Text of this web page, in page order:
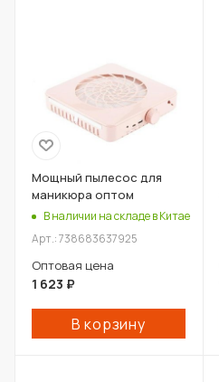
Мощный пылесос для
маникюра оптом
В наличии на складе в Китае
Арт.: 738683637925
Оптовая цена
1 623 ₽
В корзину